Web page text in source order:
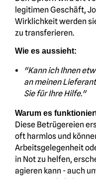
legitimen Geschäft,
Wirklichkeit werden
zu transferieren.
Wie es aussieht:
"Kann ich Ihnen
an meinen
Sie für Ihre Hilfe."
Warum es
Diese Betrügereien
oft harmlos und
Arbeitsgelegenheit
in Not zu helfen,
agieren kann - auch